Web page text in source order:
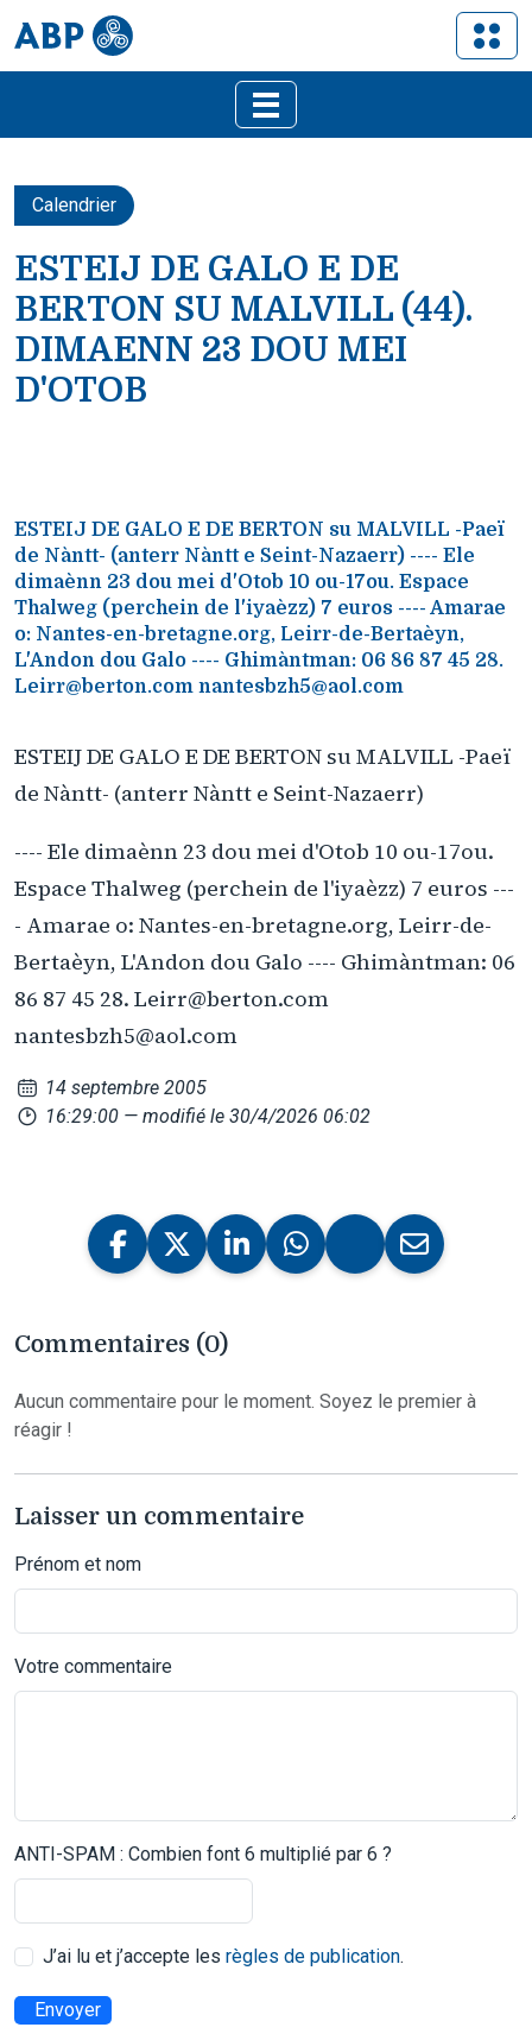
Calendrier
ESTEIJ DE GALO E DE
BERTON SU MALVILL (44).
DIMAENN 23 DOU MEI
D'OTOB
ESTEIJ DE GALO E DE BERTON su MALVILL -Paeï
de Nàntt- (anterr Nàntt e Seint-Nazaerr) ---- Ele
dimaènn 23 dou mei d'Otob 10 ou-17ou. Espace
Thalweg (perchein de l'iyaèzz) 7 euros ---- Amarae
o: Nantes-en-bretagne.org, Leirr-de-Bertaèyn,
L'Andon dou Galo ---- Ghimàntman: 06 86 87 45 28.
Leirr@berton.com nantesbzh5@aol.com
ESTEIJ DE GALO E DE BERTON su MALVILL -Paeï
de Nàntt- (anterr Nàntt e Seint-Nazaerr)
---- Ele dimaènn 23 dou mei d'Otob 10 ou-17ou.
Espace Thalweg (perchein de l'iyaèzz) 7 euros ---
- Amarae o: Nantes-en-bretagne.org, Leirr-de-
Bertaèyn, L'Andon dou Galo ---- Ghimàntman: 06
86 87 45 28. Leirr@berton.com
nantesbzh5@aol.com
14 septembre 2005
16:29:00 — modifié le 30/4/2026 06:02
Commentaires (0)
Aucun commentaire pour le moment. Soyez le premier à
réagir !
Laisser un commentaire
Prénom et nom
Votre commentaire
ANTI-SPAM : Combien font 6 multiplié par 6 ?
J’ai lu et j’accepte les règles de publication.
Envoyer